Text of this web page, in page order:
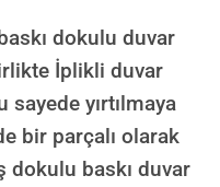
dokulu duvar
İplikli duvar
sayede yırtılmaya
bir parçalı olarak
dokulu baskı duvar